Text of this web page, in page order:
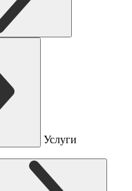
Услуги